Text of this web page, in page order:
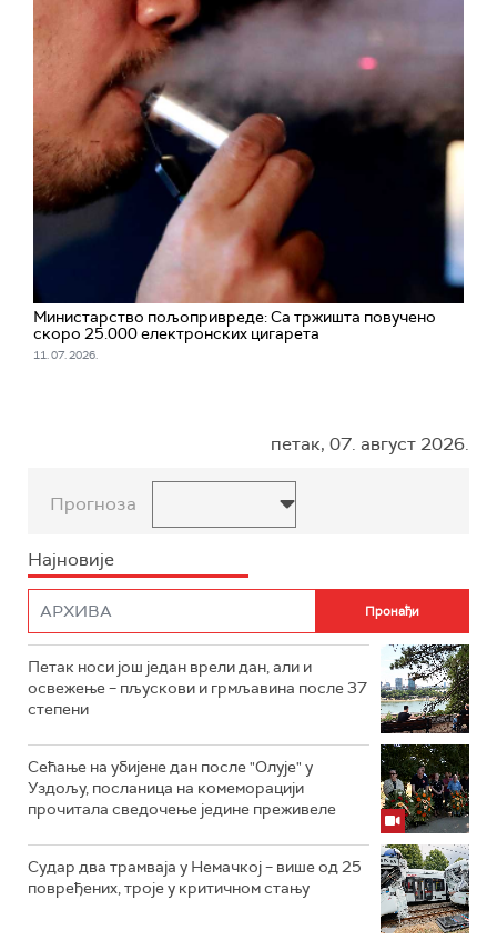
Министарство пољопривреде: Са тржишта повучено
скоро 25.000 електронских цигарета
11. 07. 2026.
петак, 07. август 2026.
Прогноза
Најновије
Петак носи још један врели дан, али и
освежење – пљускови и грмљавина после 37
степени
Сећање на убијене дан после "Олује" у
Уздољу, посланица на комеморацији
прочитала сведочење једине преживеле
Судар два трамваја у Немачкој – више од 25
повређених, троје у критичном стању